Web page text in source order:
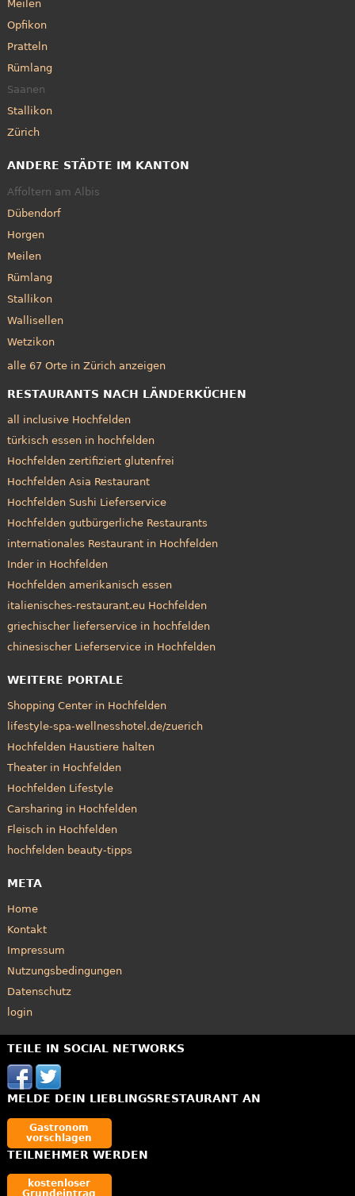
Meilen
Opfikon
Pratteln
Rümlang
Saanen
Stallikon
Zürich
ANDERE STÄDTE IM KANTON
Affoltern am Albis
Dübendorf
Horgen
Meilen
Rümlang
Stallikon
Wallisellen
Wetzikon
alle 67 Orte in Zürich anzeigen
RESTAURANTS NACH LÄNDERKÜCHEN
all inclusive Hochfelden
türkisch essen in hochfelden
Hochfelden zertifiziert glutenfrei
Hochfelden Asia Restaurant
Hochfelden Sushi Lieferservice
Hochfelden gutbürgerliche Restaurants
internationales Restaurant in Hochfelden
Inder in Hochfelden
Hochfelden amerikanisch essen
italienisches-restaurant.eu Hochfelden
griechischer lieferservice in hochfelden
chinesischer Lieferservice in Hochfelden
WEITERE PORTALE
Shopping Center in Hochfelden
lifestyle-spa-wellnesshotel.de/zuerich
Hochfelden Haustiere halten
Theater in Hochfelden
Hochfelden Lifestyle
Carsharing in Hochfelden
Fleisch in Hochfelden
hochfelden beauty-tipps
META
Home
Kontakt
Impressum
Nutzungsbedingungen
Datenschutz
login
TEILE IN SOCIAL NETWORKS
MELDE DEIN LIEBLINGSRESTAURANT AN
Gastronom
vorschlagen
TEILNEHMER WERDEN
kostenloser